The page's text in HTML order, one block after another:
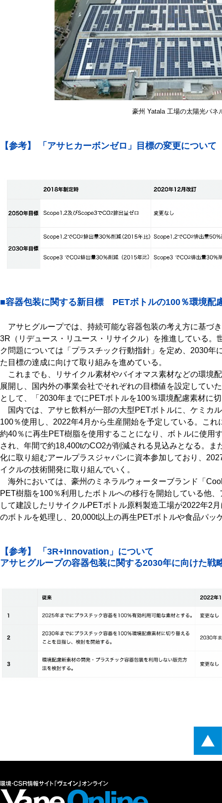
豪州 Yatala 工場の太陽光パネ
【参考】 「アサヒカーボンゼロ」目標の変更について
■容器包装に関する新目標 PETボトルの100％環境配
アサヒグループでは、持続可能な容器包装の考え方に基づ
3R（リデュース・リユース・リサイクル）を推進している。
ク問題については「プラスチック行動指針」を定め、2030年
た目標の達成に向けて取り組みを進めている。
これまでも、リサイクル素材やバイオマス素材などの環境
展開し、国内外の事業会社でそれぞれの目標値を設定してい
として、「2030年までにPETボトルを100％環境配慮素材に
国内では、アサヒ飲料が一部の大型PETボトルに、ケミカ
100％使用し、2022年4月から生産開始を予定している。こ
約40％に再生PET樹脂を使用することになり、ボトルに使用
され、年間で約18,400tのCO2が削減される見込みとなる。
化に取り組むアールプラスジャパンに資本参加しており、
イクルの技術開発に取り組んでいく。
海外においては、豪州のミネラルウォーターブランド「
PET樹脂を100％利用したボトルへの移行を開始している他
して建設したリサイクルPETボトル原料製造工場が2022年2
のボトルを処理し、20,000t以上の再生PETボトルや食品パッ
【参考】 「3R+Innovation」について
アサヒグループの容器包装に関する2030年に向けた戦